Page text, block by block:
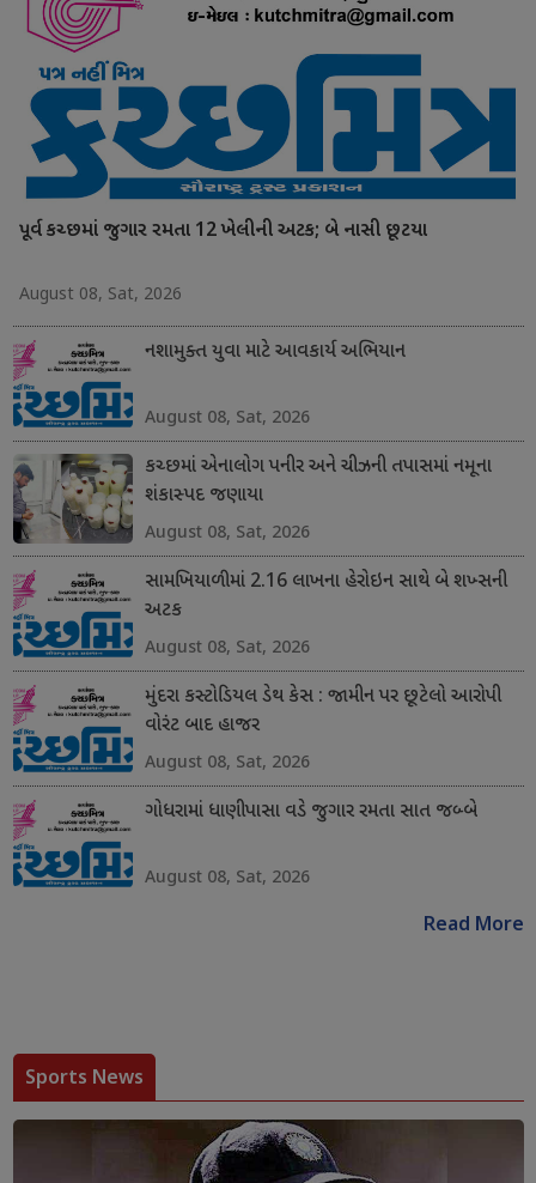
પૂર્વ કચ્છમાં જુગાર રમતા 12 ખેલીની અટક; બે નાસી છૂટયા
August 08, Sat, 2026
નશામુક્ત યુવા માટે આવકાર્ય અભિયાન
August 08, Sat, 2026
કચ્છમાં એનાલોગ પનીર અને ચીઝની તપાસમાં નમૂના
શંકાસ્પદ જણાયા
August 08, Sat, 2026
સામખિયાળીમાં 2.16 લાખના હેરોઇન સાથે બે શખ્સની
અટક
August 08, Sat, 2026
મુંદરા કસ્ટોડિયલ ડેથ કેસ : જામીન પર છૂટેલો આરોપી
વોરંટ બાદ હાજર
August 08, Sat, 2026
ગોધરામાં ધાણીપાસા વડે જુગાર રમતા સાત જબ્બે
August 08, Sat, 2026
Read More
Sports News